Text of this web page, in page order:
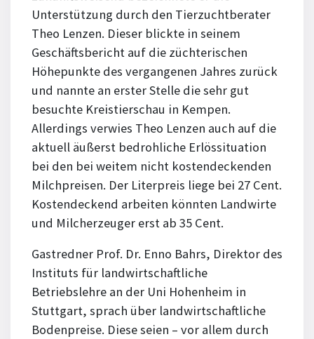
Unterstützung durch den Tierzuchtberater
Theo Lenzen. Dieser blickte in seinem
Geschäfts­bericht auf die züchterischen
Höhepunkte des vergangenen Jahres zurück
und nannte an erster Stelle die sehr gut
besuchte Kreistierschau in Kempen.
Allerdings verwies Theo Lenzen auch auf die
aktuell äußerst bedrohliche Erlössituation
bei den bei weitem nicht kostendeckenden
Milchpreisen. Der Literpreis liege bei 27 Cent.
Kostendeckend arbeiten könnten Landwirte
und Milcherzeuger erst ab 35 Cent.
Gastredner Prof. Dr. Enno Bahrs, Direktor des
Instituts für landwirt­schaft­liche
Betriebslehre an der Uni Hohenheim in
Stuttgart, sprach über landwirtschaftliche
Bodenpreise. Diese seien – vor allem durch